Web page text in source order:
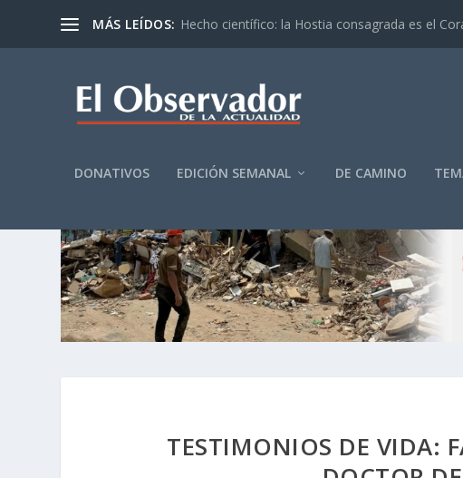
MÁS LEÍDOS: Hecho científico: la Hostia consagrada es el
DONATIVOS EDICIÓN SEMANAL DE CAMINO
TESTIMONIOS DE VIDA: